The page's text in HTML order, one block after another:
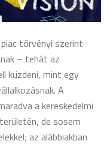
törvényi szerint
– tehát az
küzdeni, mint egy
A
a kereskedelmi
de sosem
az alábbiakban